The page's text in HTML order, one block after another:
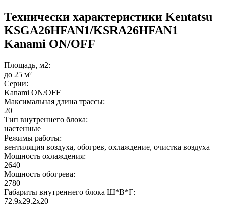
Технически характеристики Kentatsu
KSGA26HFAN1/KSRA26HFAN1
Kanami ON/OFF
Площадь, м2:
до 25 м²
Серии:
Kanami ON/OFF
Максимальная длина трассы:
20
Тип внутреннего блока:
настенные
Режимы работы:
вентиляция воздуха, обогрев, охлаждение, очистка воздуха
Мощность охлаждения:
2640
Мощность обогрева:
2780
Габариты внутреннего блока Ш*В*Г:
72.9x29.2x20